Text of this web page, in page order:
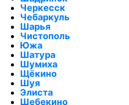
Черкесск
Чебаркуль
Шарья
Чистополь
Южа
Шатура
Шумиха
Щёкино
Шуя
Элиста
Шебекино